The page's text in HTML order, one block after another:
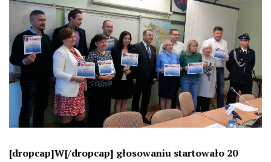
[dropcap]W[/dropcap] głosowaniu startowało 20